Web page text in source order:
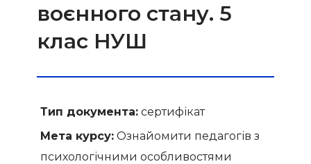
воєнного стану. 5
клас НУШ
Тип документа: сертифікат
Мета курсу: Ознайомити педагогів з
психологічними особливостями